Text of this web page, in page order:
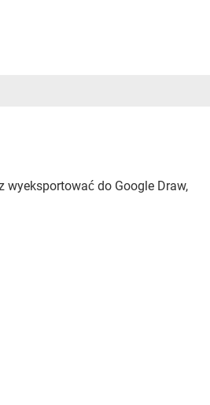
wyeksportować do Google Draw,